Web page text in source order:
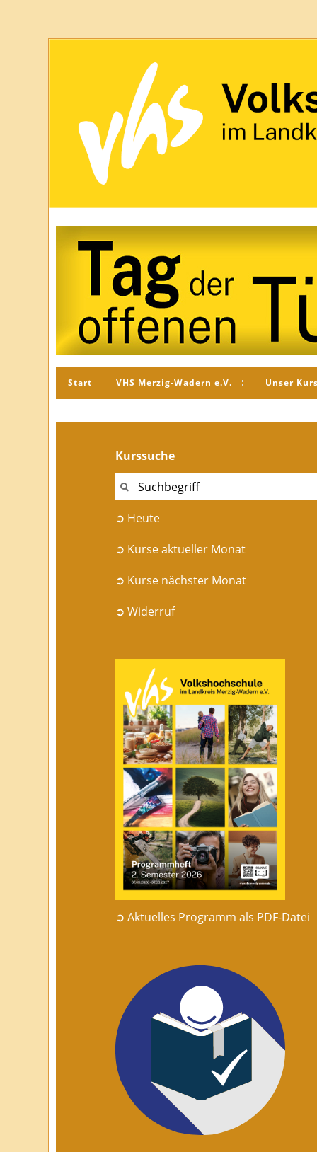
Start VHS Merzig-Wadern e.V. Unser
Kurssuche
➲ Heute
➲ Kurse aktueller Monat
➲ Kurse nächster Monat
➲ Widerruf
➲ Aktuelles Programm als PDF-Datei